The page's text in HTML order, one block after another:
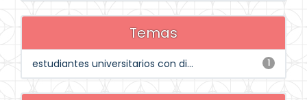
Temas
1
estudiantes universitarios con di...